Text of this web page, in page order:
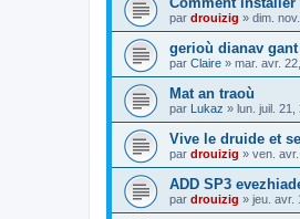
par drouizig » dim.
gerioù dianav
par Claire » mar. avr.
Mat an traoù
par Lukaz » lun. juil. 21,
Vive le druide et
par drouizig » ven.
ADD SP3
par drouizig » jeu. avr.